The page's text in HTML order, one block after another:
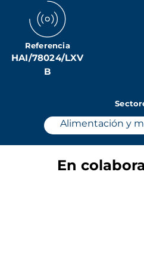
Referencia
HAI/78024/LXV
B
Alimentación y
En